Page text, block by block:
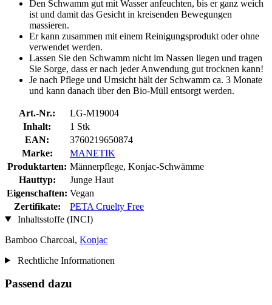
Den Schwamm gut mit Wasser anfeuchten, bis er ganz weich
ist und damit das Gesicht in kreisenden Bewegungen
massieren.
Er kann zusammen mit einem Reinigungsprodukt oder ohne
verwendet werden.
Lassen Sie den Schwamm nicht im Nassen liegen und tragen
Sie Sorge, dass er nach jeder Anwendung gut trocknen kann!
Je nach Pflege und Umsicht hält der Schwamm ca. 3 Monate
und kann danach über den Bio-Müll entsorgt werden.
Art.-Nr.:
LG-M19004
Inhalt:
1 Stk
EAN:
3760219650874
Marke:
MANETIK
Produktarten: Männerpflege, Konjac-Schwämme
Hauttyp:
Junge Haut
Eigenschaften: Vegan
Zertifikate:
PETA Cruelty Free
Inhaltsstoffe (INCI)
Bamboo Charcoal, Konjac
Rechtliche Informationen
Passend dazu